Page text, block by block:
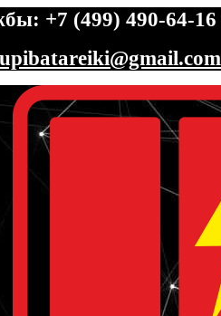
+7 (499) 490-64-16